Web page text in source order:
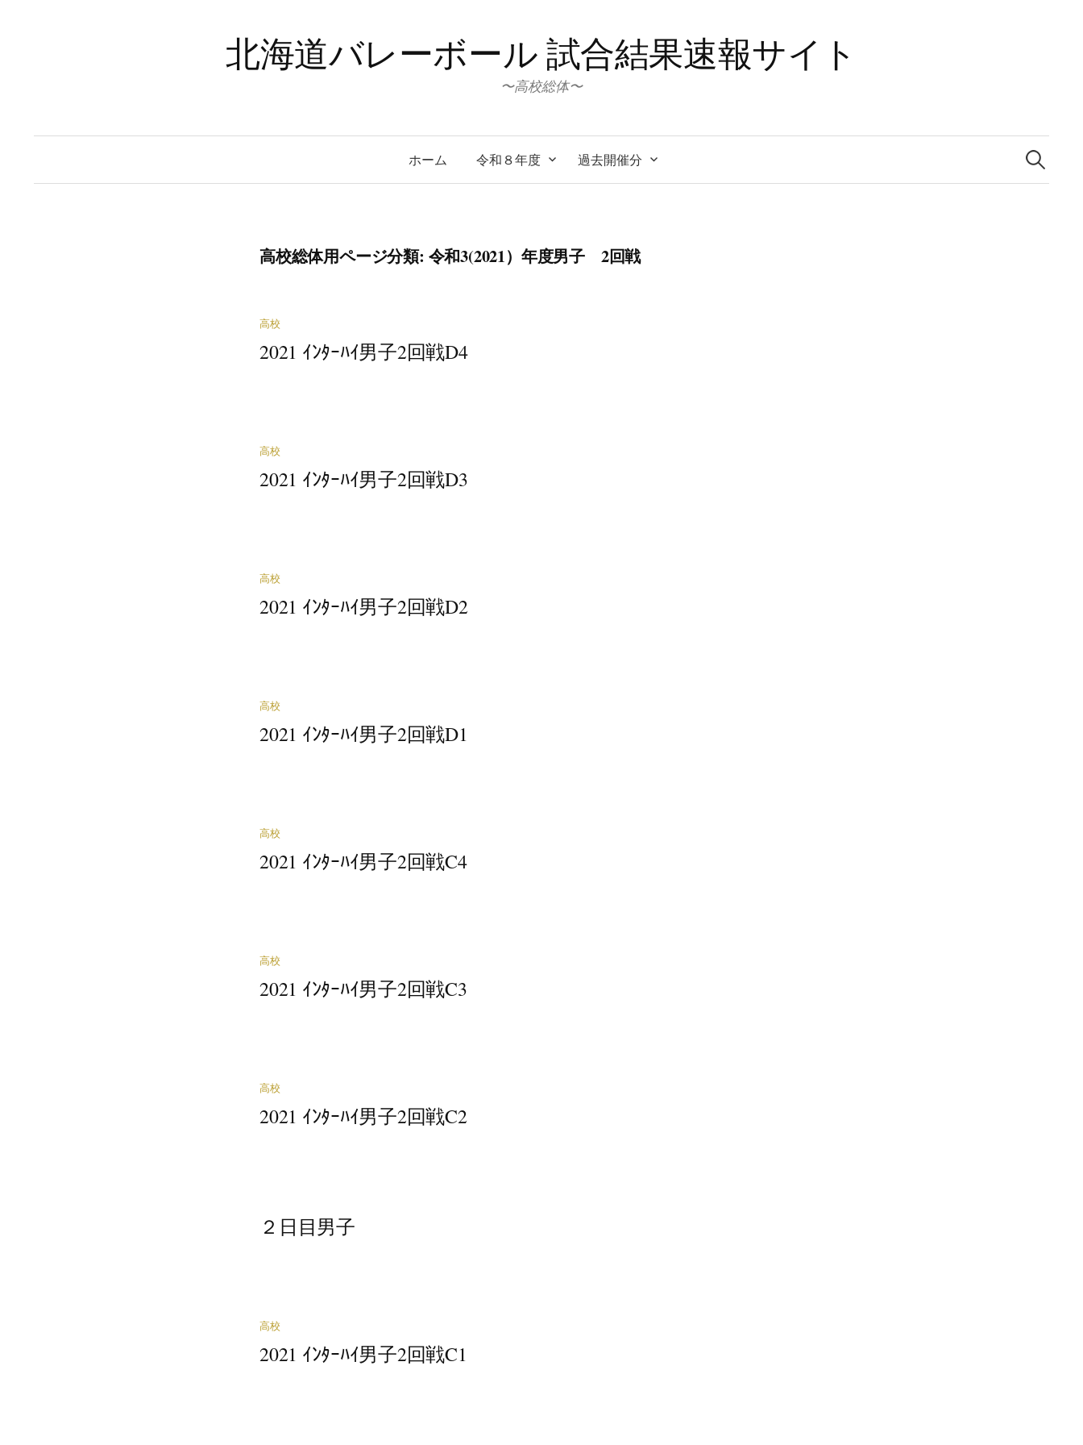
北海道バレーボール 試合結果速報サイト
〜高校総体〜
ホーム 令和８年度 過去開催分
検
索:
高校総体用ページ分類: 令和3(2021）年度男子 2回戦
高校
2021 ｲﾝﾀｰﾊｲ男子2回戦D4
高校
2021 ｲﾝﾀｰﾊｲ男子2回戦D3
高校
2021 ｲﾝﾀｰﾊｲ男子2回戦D2
高校
2021 ｲﾝﾀｰﾊｲ男子2回戦D1
高校
2021 ｲﾝﾀｰﾊｲ男子2回戦C4
高校
2021 ｲﾝﾀｰﾊｲ男子2回戦C3
高校
2021 ｲﾝﾀｰﾊｲ男子2回戦C2
２日目男子
高校
2021 ｲﾝﾀｰﾊｲ男子2回戦C1